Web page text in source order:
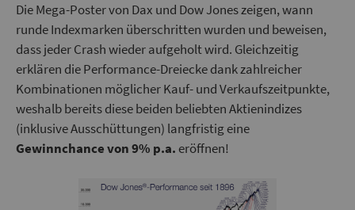
Die Mega-Poster von Dax und Dow Jones zeigen, wann
runde Indexmarken überschritten wurden und beweisen,
dass jeder Crash wieder aufgeholt wird. Gleichzeitig
erklären die Performance-Dreiecke dank zahlreicher
Kombinationen möglicher Kauf- und Verkaufszeitpunkte,
weshalb bereits diese beiden beliebten Aktienindizes
(inklusive Ausschüttungen) langfristig eine
Gewinnchance von 9% p.a. eröffnen!